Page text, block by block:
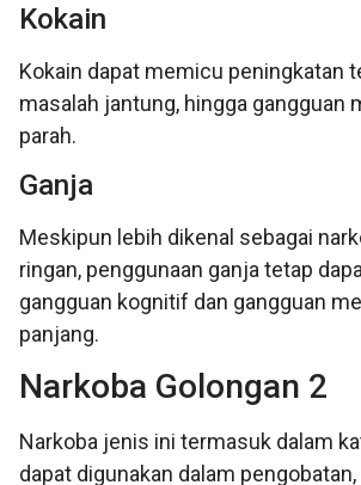
Kokain
Kokain dapat memicu peningkatan
masalah jantung, hingga gangguan
parah.
Ganja
Meskipun lebih dikenal sebagai
ringan, penggunaan ganja tetap
gangguan kognitif dan gangguan
panjang.
Narkoba Golongan 2
Narkoba jenis ini termasuk dalam
dapat digunakan dalam